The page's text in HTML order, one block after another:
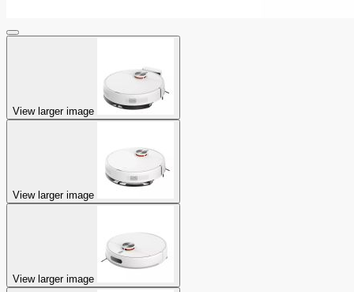
View larger image
View larger image
View larger image